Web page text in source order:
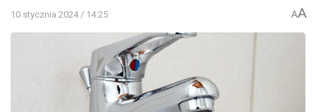
10 stycznia 2024 / 14:25 AA